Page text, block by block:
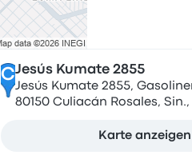
CJesús Kumate 2855
Jesús Kumate 2855,
80150 Culiacán Rosales,
Karte anzeigen